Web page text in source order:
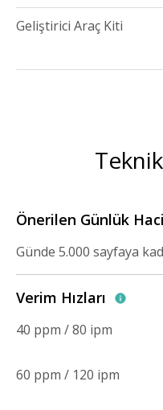
Geliştirici Araç Kiti
Önerilen Günlük
Günde 5.000 sayfaya
Verim Hızları
40 ppm / 80 ipm
60 ppm / 120 ipm